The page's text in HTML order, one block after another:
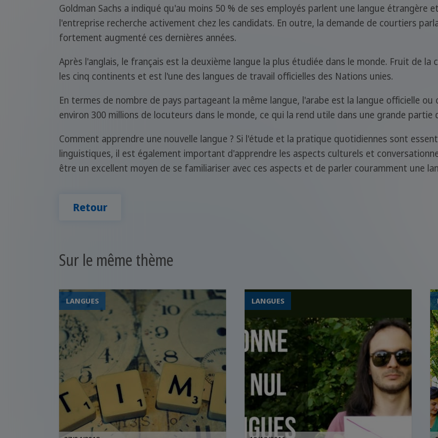
Goldman Sachs a indiqué qu'au moins 50 % de ses employés parlent une langue étrangère
l'entreprise recherche activement chez les candidats. En outre, la demande de courtiers
fortement augmenté ces dernières années.
Après l'anglais, le français est la deuxième langue la plus étudiée dans le monde. Fruit de
les cinq continents et est l'une des langues de travail officielles des Nations unies.
En termes de nombre de pays partageant la même langue, l'arabe est la langue officielle ou
environ 300 millions de locuteurs dans le monde, ce qui la rend utile dans une grande
Comment apprendre une nouvelle langue ? Si l'étude et la pratique quotidiennes sont
linguistiques, il est également important d'apprendre les aspects culturels et
être un excellent moyen de se familiariser avec ces aspects et de parler couramment une
Retour
Sur le même thème
LANGUES LANGUES